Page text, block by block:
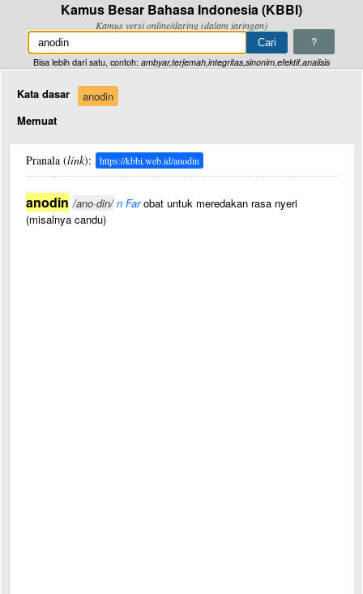
Kamus Besar Bahasa Indonesia (KBBI)
Kamus versi online/daring (dalam jaringan)
?
Bisa lebih dari satu, contoh: ambyar,terjemah,integritas,sinonim,efektif,analisis
Kata dasar
anodin
Memuat
Pranala (link): https://kbbi.web.id/anodin
anodin /ano·din/ n Farobat untuk meredakan rasa nyeri
(misalnya candu)